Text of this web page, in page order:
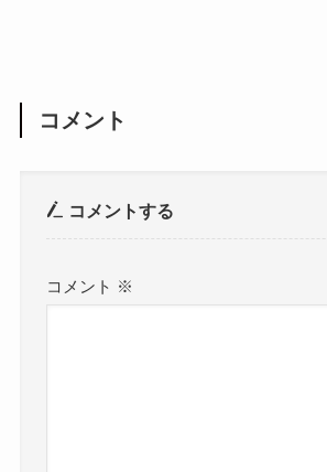
コメント
コメントする
コメント ※